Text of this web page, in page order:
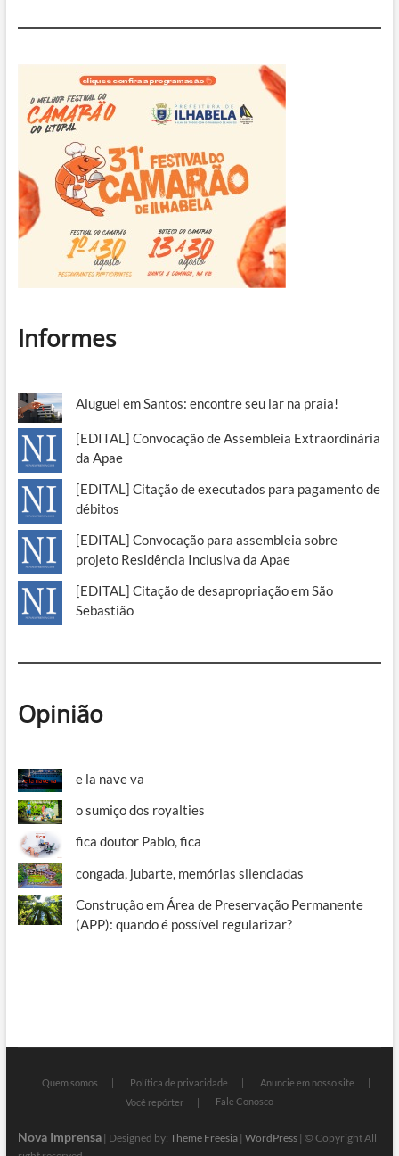
Informes
Aluguel em Santos: encontre seu lar na praia!
[EDITAL] Convocação de Assembleia Extraordinária
da Apae
[EDITAL] Citação de executados para pagamento de
débitos
[EDITAL] Convocação para assembleia sobre
projeto Residência Inclusiva da Apae
[EDITAL] Citação de desapropriação em São
Sebastião
Opinião
e la nave va
o sumiço dos royalties
fica doutor Pablo, fica
congada, jubarte, memórias silenciadas
Construção em Área de Preservação Permanente
(APP): quando é possível regularizar?
Quem somos Política de privacidade
Anuncie em nosso site
Você repórter
Fale Conosco
Nova Imprensa| Designed by: Theme Freesia| WordPress| © Copyright All